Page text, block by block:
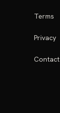
Terms
Privacy
Contact